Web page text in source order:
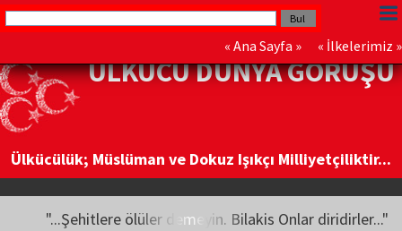
« Ana Sayfa » « İlkelerimiz »
ÜLKÜCÜ DÜNYA GÖRÜŞÜ
Ülkücülük; Müslüman ve Dokuz Işıkçı Milliyetçiliktir...
"...Şehitlere ölüler demeyin. Bilakis Onlar diridirler..."